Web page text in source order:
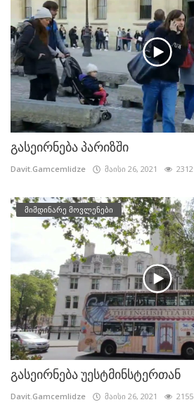
გასეირნება პარიზში
Davit.Gamcemlidze მაისი 26, 2021 2312
მიმდინარე მოვლენები
გასეირნება უესტმინსტერთან
Davit.Gamcemlidze მაისი 26, 2021 2155